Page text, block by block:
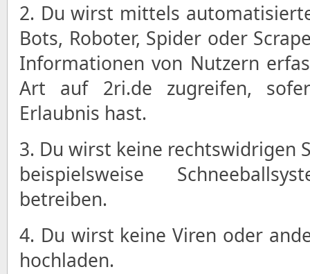
2. Du wirst mittels
Bots, Roboter, Spider oder
Informationen von Nutzern
Art auf 2ri.de zugreifen,
Erlaubnis hast.
3. Du wirst keine rechtswidrigen
beispielsweise
betreiben.
4. Du wirst keine Viren oder
hochladen.